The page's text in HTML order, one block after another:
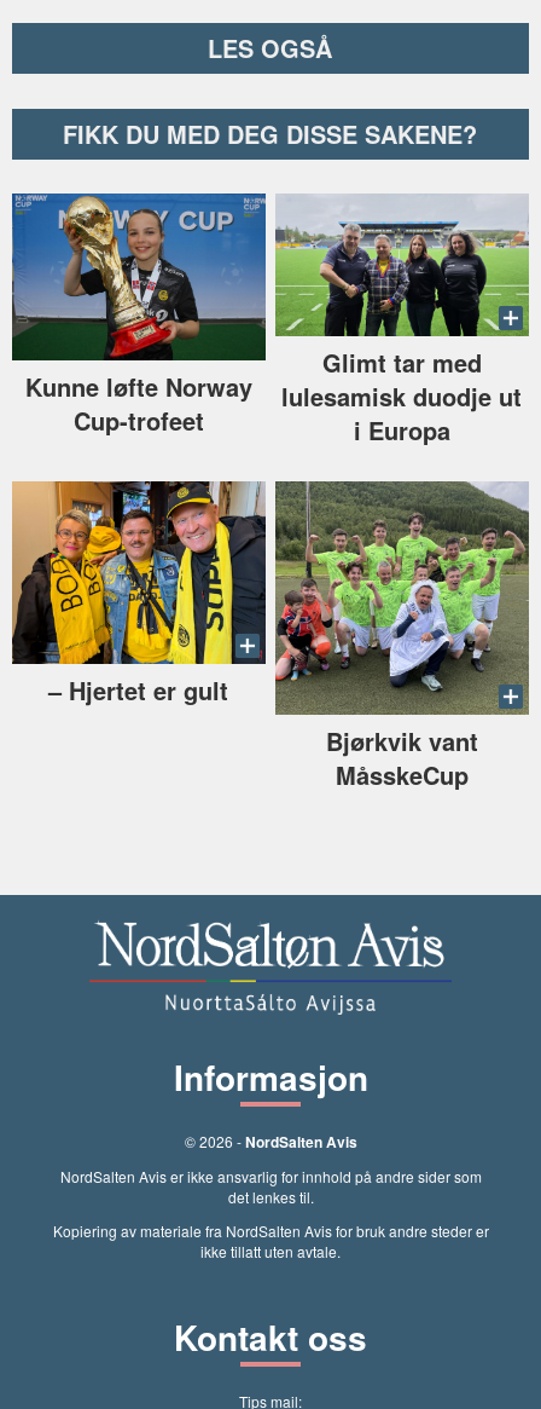
LES OGSÅ
FIKK DU MED DEG DISSE SAKENE?
Kunne løfte Norway
Cup-trofeet
Glimt tar med
lulesamisk duodje ut
i Europa
–⁠ Hjertet er gult
Bjørkvik vant
MåsskeCup
Informasjon
© 2026 -NordSalten Avis
NordSalten Avis er ikke ansvarlig for innhold på andre sider som
det lenkes til.
Kopiering av materiale fra NordSalten Avis for bruk andre steder er
ikke tillatt uten avtale.
Kontakt oss
Tips mail: